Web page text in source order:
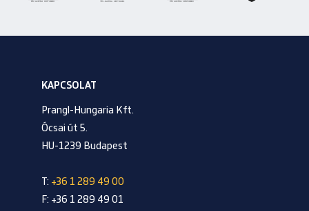
KAPCSOLAT
Prangl-Hungaria Kft.
Ócsai út 5.
HU-1239 Budapest
T: +36 1 289 49 00
F: +36 1 289 49 01